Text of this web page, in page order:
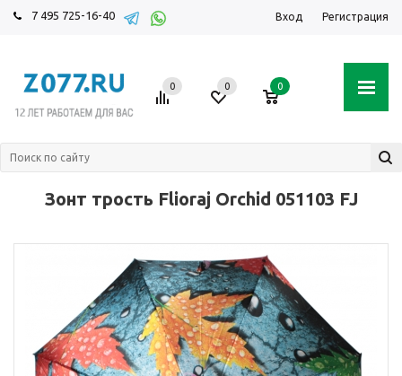
7 495 725-16-40 Вход Регистрация
0 0 0
Зонт трость Flioraj Orchid 051103 FJ